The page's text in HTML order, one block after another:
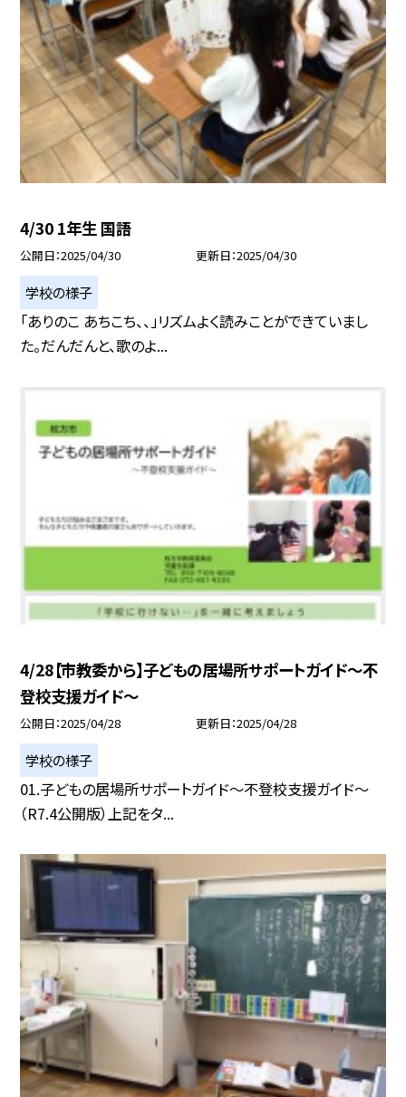
4/30 1年生 国語
公開日 2025/04/30 更新日 2025/04/30
学校の様子
「ありのこ あちこち、、」リズムよく読みことができていまし
た。だんだんと、歌のよ...
4/28【市教委から】子どもの居場所サポートガイド〜不
登校支援ガイド〜
公開日 2025/04/28 更新日 2025/04/28
学校の様子
01.子どもの居場所サポートガイド～不登校支援ガイド～
（R7.4公開版）上記をタ...